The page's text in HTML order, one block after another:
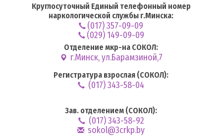
Круглосуточный Единый телефонный номер
наркологической службы г.Минска:
(017) 357-09-09
(029) 149-09-09
Отделение мкр-на СОКОЛ:
г.Минск, ул.Барамзиной,7
Регистратура взрослая (СОКОЛ):
(017) 343-58-04
Зав. отделением (СОКОЛ):
(017) 343-58-92
sokol@3crkp.by